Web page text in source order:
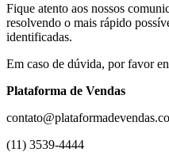
Fique atento aos nossos
resolvendo o mais rápido
identificadas.
Em caso de dúvida, por favor
Plataforma de Vendas
(11) 3539-4444